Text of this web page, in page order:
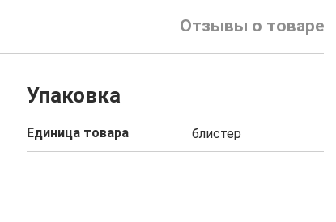
Отзывы о товаре
Упаковка
Единица товара блистер